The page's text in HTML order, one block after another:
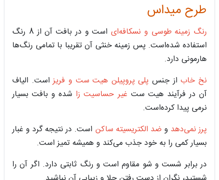
طرح میداس
رنگ زمینه طوسی و نسکافه‌ای
است و در بافت آن از 8 رنگ
استفاده شده‌است. پس زمینه خنثی آن تقریبا با تمامی رنگ‌ها
هارمونی دارد.
نخ خاب از جنس پلی پروپیلن هیت ست و فریزاست. الیاف
آن در فرآیند هیت ست غیر حساسیت زا شده و بافت بسیار
نرمی پیدا کرده‌است.
پرز نمی‌دهد و ضد الکتریسیته ساکن است. در نتیجه گرد و غبار
بسیار کمی را به خود جذب می‌کند و همیشه تمیز است.
در برابر شست و شو مقاوم است و رنگ ثابتی دارد. اگر آن را